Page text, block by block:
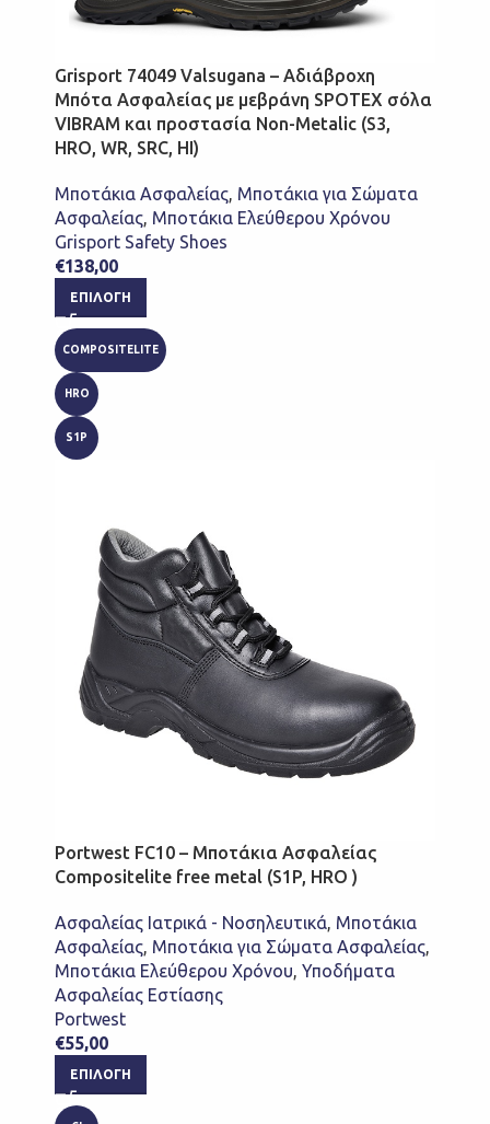
Grisport 74049 Valsugana – Αδιάβροχη
Μπότα Ασφαλείας με μεβράνη SPOTEX σόλα
VIBRAM και προστασία Non-Metalic (S3,
HRO, WR, SRC, HI)
Μποτάκια Ασφαλείας, Μποτάκια για Σώματα
Ασφαλείας, Μποτάκια Ελεύθερου Χρόνου
Grisport Safety Shoes
€138,00
ΕΠΙΛΟΓΉ
COMPOSITELITE
HRO
S1P
Portwest FC10 – Μποτάκια Ασφαλείας
Compositelite free metal (S1P, HRO )
Ασφαλείας Ιατρικά - Νοσηλευτικά, Μποτάκια
Ασφαλείας, Μποτάκια για Σώματα Ασφαλείας,
Μποτάκια Ελεύθερου Χρόνου, Υποδήματα
Ασφαλείας Εστίασης
Portwest
€55,00
ΕΠΙΛΟΓΉ